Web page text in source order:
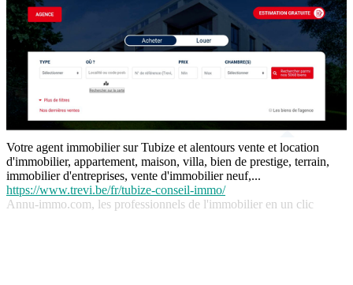
Votre agent immobilier sur Tubize et alentours vente et location
d'immobilier, appartement, maison, villa, bien de prestige, terrain,
immobilier d'entreprises, vente d'immobilier neuf,...
https://www.trevi.be/fr/tubize-conseil-immo/
Annu-immo.com, les professionnels de l'immobilier en un clic